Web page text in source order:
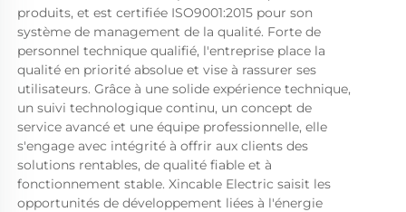
produits, et est certifiée ISO9001:2015 pour son
système de management de la qualité. Forte de
personnel technique qualifié, l'entreprise place la
qualité en priorité absolue et vise à rassurer ses
utilisateurs. Grâce à une solide expérience technique,
un suivi technologique continu, un concept de
service avancé et une équipe professionnelle, elle
s'engage avec intégrité à offrir aux clients des
solutions rentables, de qualité fiable et à
fonctionnement stable. Xincable Electric saisit les
opportunités de développement liées à l'énergie